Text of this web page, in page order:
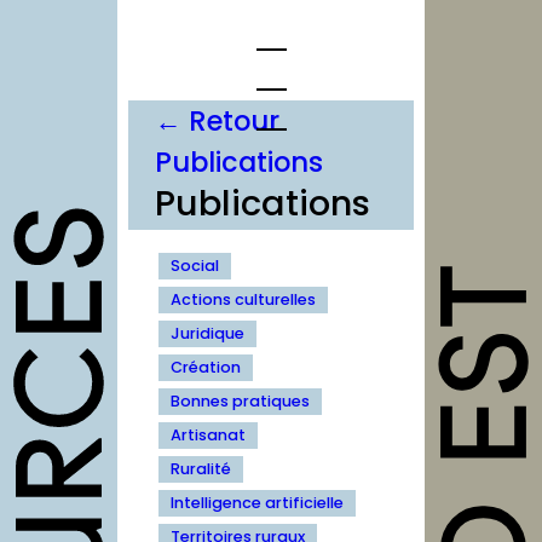
opportunités
Appels à
candidature
Offres d’emploi et
stage
Formations
Soutiens
Mutualisation
← Retour
Publications
Publications
Social
Actions culturelles
Juridique
Création
Bonnes pratiques
Artisanat
Ruralité
Intelligence artificielle
Territoires ruraux